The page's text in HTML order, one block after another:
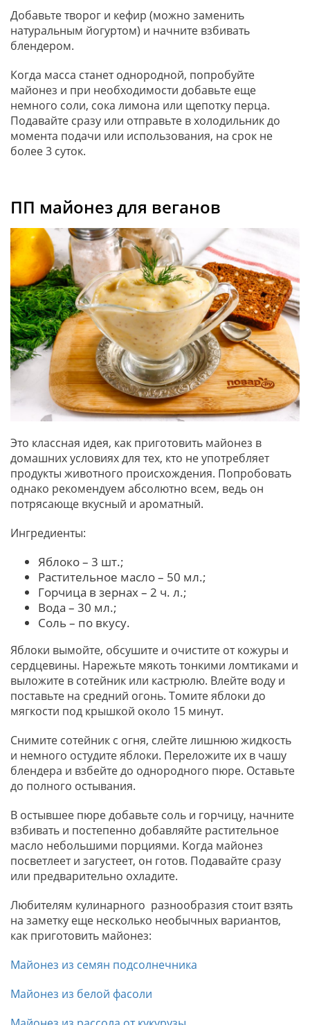
Добавьте творог и кефир (можно заменить
натуральным йогуртом) и начните взбивать
блендером.
Когда масса станет однородной, попробуйте
майонез и при необходимости добавьте еще
немного соли, сока лимона или щепотку перца.
Подавайте сразу или отправьте в холодильник до
момента подачи или использования, на срок не
более 3 суток.
ПП майонез для веганов
Это классная идея, как приготовить майонез в
домашних условиях для тех, кто не употребляет
продукты животного происхождения. Попробовать
однако рекомендуем абсолютно всем, ведь он
потрясающе вкусный и ароматный.
Ингредиенты:
Яблоко – 3 шт.;
Растительное масло – 50 мл.;
Горчица в зернах – 2 ч. л.;
Вода – 30 мл.;
Соль – по вкусу.
Яблоки вымойте, обсушите и очистите от кожуры и
сердцевины. Нарежьте мякоть тонкими ломтиками и
выложите в сотейник или кастрюлю. Влейте воду и
поставьте на средний огонь. Томите яблоки до
мягкости под крышкой около 15 минут.
Снимите сотейник с огня, слейте лишнюю жидкость
и немного остудите яблоки. Переложите их в чашу
блендера и взбейте до однородного пюре. Оставьте
до полного остывания.
В остывшее пюре добавьте соль и горчицу, начните
взбивать и постепенно добавляйте растительное
масло небольшими порциями. Когда майонез
посветлеет и загустеет, он готов. Подавайте сразу
или предварительно охладите.
Любителям кулинарного разнообразия стоит взять
на заметку еще несколько необычных вариантов,
как приготовить майонез:
Майонез из семян подсолнечника
Майонез из белой фасоли